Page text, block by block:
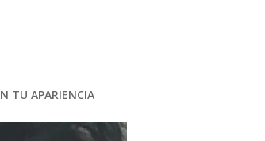
TU APARIENCIA